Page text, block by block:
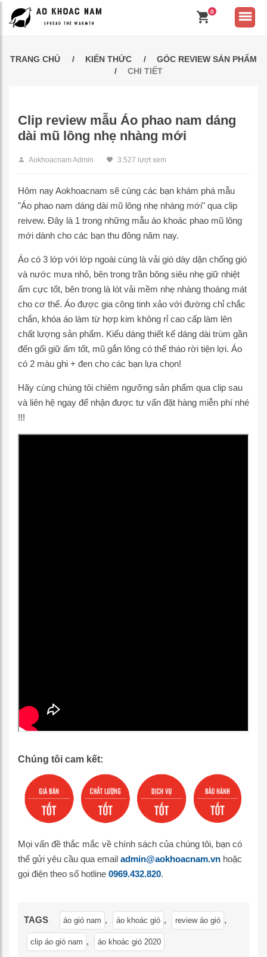
0
TRANG CHỦ KIẾN THỨC
GÓC REVIEW SẢN PHẨM
CHI TIẾT
Clip review mẫu Áo phao nam dáng
dài mũ lông nhẹ nhàng mới
Aokhoacnam Admin 3.527 lượt xem
Hôm nay Aokhoacnam sẽ cùng các bạn khám phá mẫu
"Áo phao nam dáng dài mũ lông nhẹ nhàng mới" qua clip
reivew. Đây là 1 trong những mẫu áo khoác phao mũ lông
mới dành cho các bạn thu đông năm nay.
Áo có 3 lớp với lớp ngoài cùng là vải gió dày dặn chống gió
và nước mưa nhỏ, bên trong trần bông siêu nhẹ giữ nhiệt
ấm cực tốt, bên trong là lót vải mềm nhẹ nhàng thoáng mát
cho cơ thể. Áo được gia công tinh xảo với đường chỉ chắc
chắn, khóa áo làm từ hợp kim không rỉ cao cấp làm lên
chất lượng sản phẩm. Kiểu dáng thiết kế dáng dài trùm gần
đến gối giữ ấm tốt, mũ gắn lông có thể tháo rời tiện lợi. Áo
có 2 màu ghi + đen cho các bạn lựa chọn!
Hãy cùng chúng tôi chiêm ngưỡng sản phẩm qua clip sau
và liên hệ ngay để nhận được tư vấn đặt hàng miễn phí nhé
!!!
Chúng tôi cam kết:
Mọi vấn đề thắc mắc về chính sách của chúng tôi, bạn có
thể gửi yêu cầu qua email admin@aokhoacnam.vn hoặc
gọi điện theo số hotline 0969.432.820.
TAGS áo gió nam , áo khoác gió , review áo gió ,
clip áo gió nam , áo khoác gió 2020